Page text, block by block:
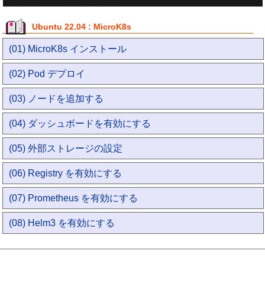
Ubuntu 22.04 : MicroK8s
(01) MicroK8s インストール
(02) Pod デプロイ
(03) ノードを追加する
(04) ダッシュボードを有効にする
(05) 外部ストレージの設定
(06) Registry を有効にする
(07) Prometheus を有効にする
(08) Helm3 を有効にする